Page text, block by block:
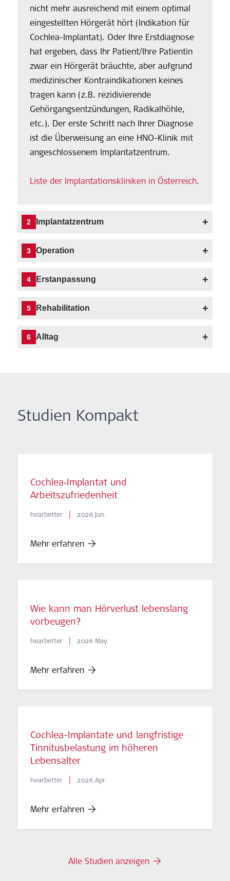
nicht mehr ausreichend mit einem optimal
eingestellten Hörgerät hört (Indikation für
Cochlea-Implantat). Oder Ihre Erstdiagnose
hat ergeben, dass Ihr Patient/Ihre Patientin
zwar ein Hörgerät bräuchte, aber aufgrund
medizinischer Kontraindikationen keines
tragen kann (z.B. rezidivierende
Gehörgangsentzündungen, Radikalhöhle,
etc.). Der erste Schritt nach Ihrer Diagnose
ist die Überweisung an eine HNO-Klinik mit
angeschlossenem Implantatzentrum.
Liste der Implantationskliniken in Österreich.
2 Implantatzentrum +
3 Operation +
4 Erstanpassung +
5 Rehabilitation +
6 Alltag +
Studien Kompakt
Cochlea‑Implantat und
Arbeitszufriedenheit
hearbetter | 2026 Jun.
Mehr erfahren
Wie kann man Hörverlust lebenslang
vorbeugen?
hearbetter | 2026 May.
Mehr erfahren
Cochlea-Implantate und langfristige
Tinnitusbelastung im höheren
Lebensalter
hearbetter | 2026 Apr.
Mehr erfahren
Alle Studien anzeigen